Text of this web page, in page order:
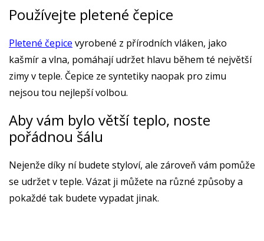
Používejte pletené čepice
Pletené čepice vyrobené z přírodních vláken, jako
kašmír a vlna, pomáhají udržet hlavu během té největší
zimy v teple. Čepice ze syntetiky naopak pro zimu
nejsou tou nejlepší volbou.
Aby vám bylo větší teplo, noste
pořádnou šálu
Nejenže díky ní budete styloví, ale zároveň vám pomůže
se udržet v teple. Vázat ji můžete na různé způsoby a
pokaždé tak budete vypadat jinak.